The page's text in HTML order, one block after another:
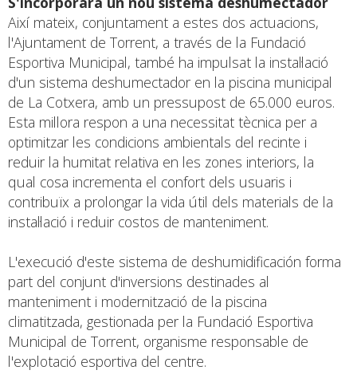
Així mateix, conjuntament a estes dos actuacions,
l'Ajuntament de Torrent, a través de la Fundació
Esportiva Municipal, també ha impulsat la instal·lació
d'un sistema deshumectador en la piscina municipal
de La Cotxera, amb un pressupost de 65.000 euros.
Esta millora respon a una necessitat tècnica per a
optimitzar les condicions ambientals del recinte i
reduir la humitat relativa en les zones interiors, la
qual cosa incrementa el confort dels usuaris i
contribuïx a prolongar la vida útil dels materials de la
instal·lació i reduir costos de manteniment.
L'execució d'este sistema de deshumidificación forma
part del conjunt d'inversions destinades al
manteniment i modernització de la piscina
climatitzada, gestionada per la Fundació Esportiva
Municipal de Torrent, organisme responsable de
l'explotació esportiva del centre.